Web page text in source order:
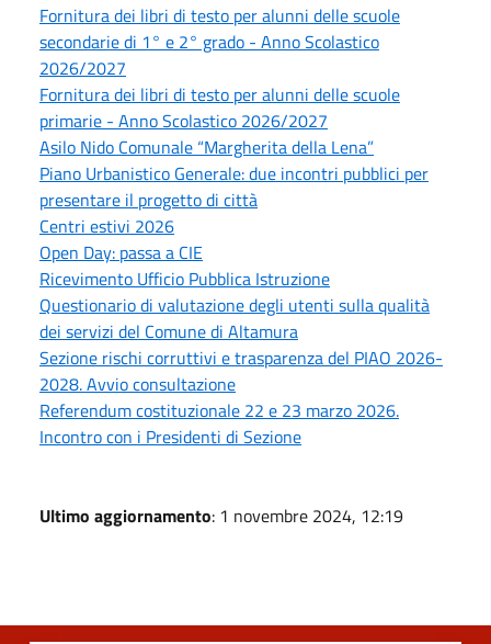
Fornitura dei libri di testo per alunni delle scuole
secondarie di 1° e 2° grado - Anno Scolastico
2026/2027
Fornitura dei libri di testo per alunni delle scuole
primarie - Anno Scolastico 2026/2027
Asilo Nido Comunale “Margherita della Lena”
Piano Urbanistico Generale: due incontri pubblici per
presentare il progetto di città
Centri estivi 2026
Open Day: passa a CIE
Ricevimento Ufficio Pubblica Istruzione
Questionario di valutazione degli utenti sulla qualità
dei servizi del Comune di Altamura
Sezione rischi corruttivi e trasparenza del PIAO 2026-
2028. Avvio consultazione
Referendum costituzionale 22 e 23 marzo 2026.
Incontro con i Presidenti di Sezione
Ultimo aggiornamento: 1 novembre 2024, 12:19